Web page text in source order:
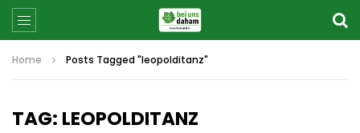
Home Posts Tagged "leopolditanz"
TAG: LEOPOLDITANZ